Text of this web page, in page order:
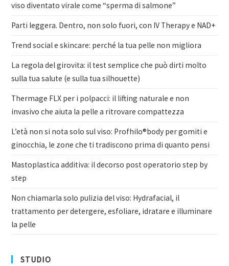
viso diventato virale come “sperma di salmone”
Parti leggera. Dentro, non solo fuori, con IV Therapy e NAD+
Trend social e skincare: perché la tua pelle non migliora
La regola del girovita: il test semplice che può dirti molto
sulla tua salute (e sulla tua silhouette)
Thermage FLX per i polpacci: il lifting naturale e non
invasivo che aiuta la pelle a ritrovare compattezza
L’età non si nota solo sul viso: Profhilo®body per gomiti e
ginocchia, le zone che ti tradiscono prima di quanto pensi
Mastoplastica additiva: il decorso post operatorio step by
step
Non chiamarla solo pulizia del viso: Hydrafacial, il
trattamento per detergere, esfoliare, idratare e illuminare
la pelle
STUDIO